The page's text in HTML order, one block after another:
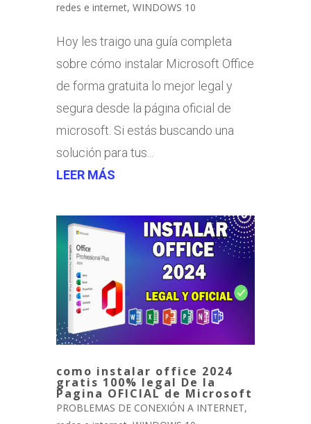
redes e internet, WINDOWS 10
Hoy les traigo una guía completa
sobre cómo instalar Microsoft Office
de forma gratuita lo mejor legal y
segura desde la página oficial de
microsoft. Si estás buscando una
solución para tus...
LEER MÁS
como instalar office 2024
gratis 100% legal De la
Pagina OFICIAL de Microsoft
PROBLEMAS DE CONEXIÓN A INTERNET,